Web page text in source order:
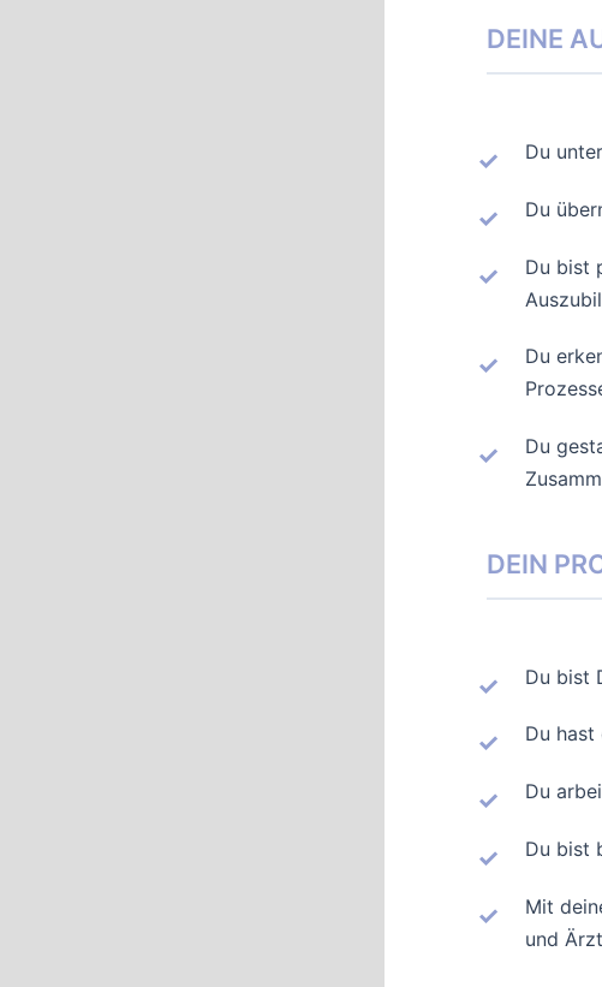
DEINE
Du
Du
Du bist
Du
Du
DEIN
Du bist
Du hast
Du
Du bist
Mit
und